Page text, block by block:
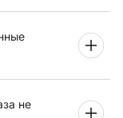
не